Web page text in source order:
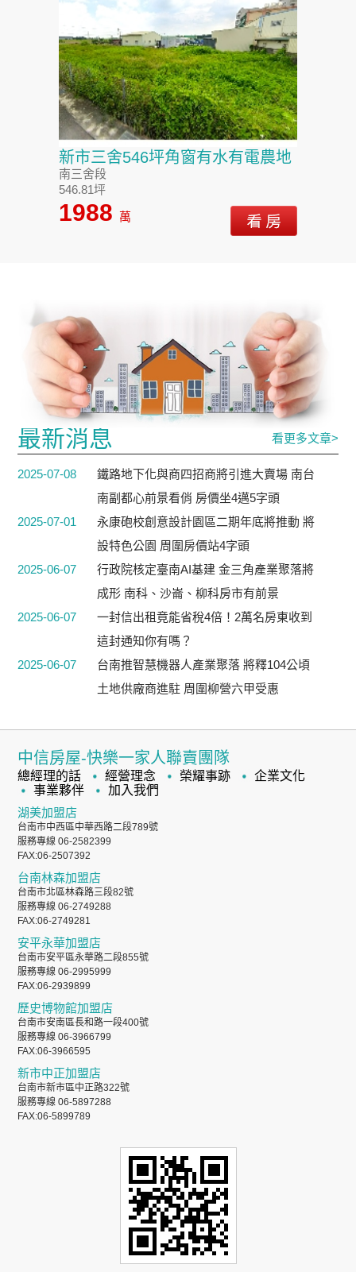
新市三舍546坪角窗有水有電農地
南三舍段
546.81坪
1988 萬
最新消息 看更多文章>
2025-07-08
鐵路地下化與商四招商將引進大賣場 南台
南副都心前景看俏 房價坐4邁5字頭
2025-07-01
永康砲校創意設計園區二期年底將推動 將
設特色公園 周圍房價站4字頭
2025-06-07
行政院核定臺南AI基建 金三角產業聚落將
成形 南科、沙崙、柳科房市有前景
2025-06-07
一封信出租竟能省稅4倍！2萬名房東收到
這封通知你有嗎？
2025-06-07
台南推智慧機器人產業聚落 將釋104公頃
土地供廠商進駐 周圍柳營六甲受惠
中信房屋-快樂一家人聯賣團隊
總經理的話 經營理念 榮耀事跡
企業文化
事業夥伴
加入我們
湖美加盟店
台南市中西區中華西路二段789號
服務專線 06-2582399
FAX:06-2507392
台南林森加盟店
台南市北區林森路三段82號
服務專線 06-2749288
FAX:06-2749281
安平永華加盟店
台南市安平區永華路二段855號
服務專線 06-2995999
FAX:06-2939899
歷史博物館加盟店
台南市安南區長和路一段400號
服務專線 06-3966799
FAX:06-3966595
新市中正加盟店
台南市新市區中正路322號
服務專線 06-5897288
FAX:06-5899789